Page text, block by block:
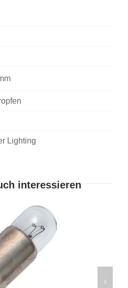
Lighting
interessieren